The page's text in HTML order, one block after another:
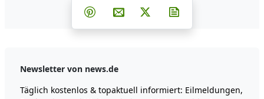
Teilen auf Facebook
Teilen auf Whatsapp
Teilen auf Telegram
Teilen auf Pinterest
Per E-Mail teilen
Post auf X
Newsletter von news.de
Täglich kostenlos & topaktuell informiert: Eilmeldungen,